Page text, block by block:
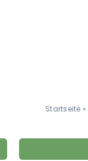
Startseite »